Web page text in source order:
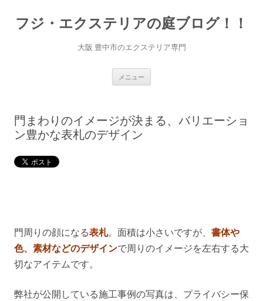
テ
ン
フジ・エクステリアの庭ブログ！！
大阪 豊中市のエクステリア専門
メニュー
門まわりのイメージが決まる、バリエーショ
ン豊かな表札のデザイン
門周りの顔になる表札。面積は小さいですが、 書体や
色、素材などのデザインで周りのイメージを左右する大
切なアイテムです。
弊社が公開している施工事例の写真は、プライバシー保